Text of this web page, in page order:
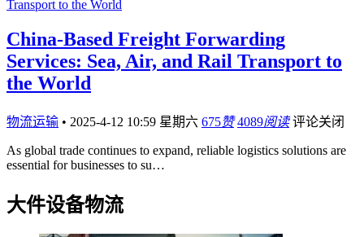
China-Based Freight Forwarding
Services: Sea, Air, and Rail Transport to
the World
物流运输 • 2025-4-12 10:59 星期六 675赞 4089阅读 评论关闭
As global trade continues to expand, reliable logistics solutions are
essential for businesses to su…
大件设备物流